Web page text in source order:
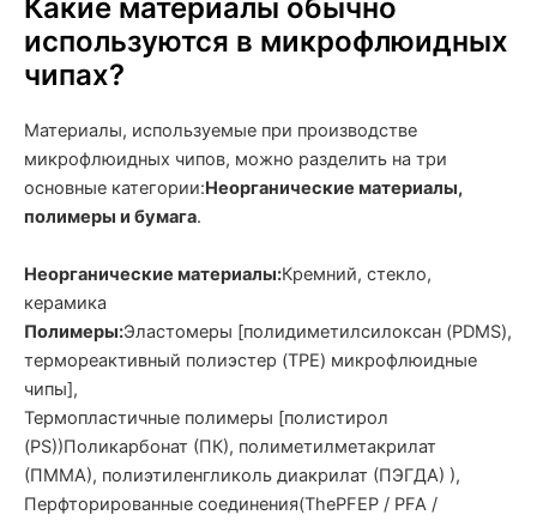
Какие материалы обычно
используются в микрофлюидных
чипах?
Материалы, используемые при производстве
микрофлюидных чипов, можно разделить на три
основные категории:Неорганические материалы,
полимеры и бумага.
Неорганические материалы:Кремний, стекло,
керамика
Полимеры:Эластомеры [полидиметилсилоксан (PDMS),
термореактивный полиэстер (TPE) микрофлюидные
чипы],
Термопластичные полимеры [полистирол
(PS))Поликарбонат (ПК), полиметилметакрилат
(ПММА), полиэтиленгликоль диакрилат (ПЭГДА) ),
Перфторированные соединения(ThePFEP / PFA /